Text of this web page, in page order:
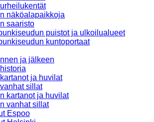
näköalapaikkoja
saaristo
puistot ja ulkoilualueet
kuntoportaat
ja jälkeen
ja huvilat
sillat
kartanot ja huvilat
vanhat sillat
Espoo